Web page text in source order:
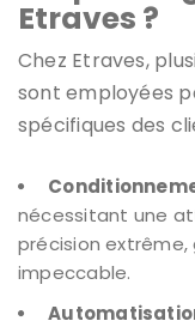
Etraves ?
Chez Etraves,
sont employées
spécifiques des
nécessitant une
précision
impeccable.